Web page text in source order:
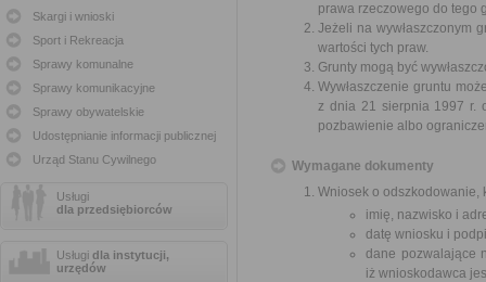
Skargi i wnioski
Sport i Rekreacja
Sprawy komunalne
Sprawy komunikacyjne
Sprawy obywatelskie
Udostępnianie informacji publicznej
Urząd Stanu Cywilnego
Usługi
dla przedsiębiorców
Usługi dla instytucji,
urzędów
prawa rzeczowego do tego
Jeżeli na wywłaszczonym
wartości tych praw.
Grunty mogą być
Wywłaszczenie gruntu
z dnia 21 sierpnia 1997 r.
pozbawienie albo
Wymagane dokumenty
Wniosek o odszkodowanie,
imię, nazwisko i
datę wniosku i
dane pozwalające
iż wnioskodawca